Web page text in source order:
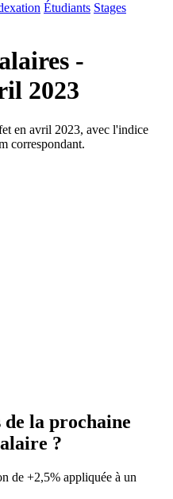
Étudiants Stages
-
2023
en avril 2023, avec l'indice
correspondant.
de la prochaine
?
de +2,5% appliquée à un